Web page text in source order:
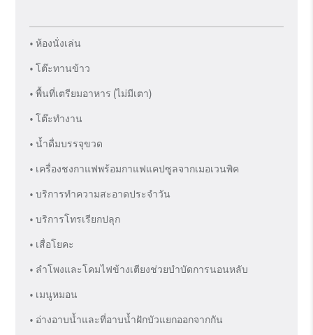
• ห้องนั่งเล่น
• โต๊ะทานข้าว
• พื้นที่เตรียมอาหาร (ไม่มีเตา)
• โต๊ะทำงาน
• น้ำดื่มบรรจุขวด
• เครื่องชงกาแฟพร้อมกาแฟแคปซูลจากเมอเวนพิค
• บริการทำความสะอาดประจำวัน
• บริการโทรเรียกปลุก
• เสื่อโยคะ
• ลำโพงและโคมไฟข้างเตียงช่วยบำบัดการนอนหลับ
• เมนูหมอน
• อ่างอาบน้ำและที่อาบนํ้าฝักบัวแยกออกจากกัน